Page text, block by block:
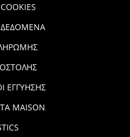
ΕΓΓΥΗΣΗΣ
MAISON